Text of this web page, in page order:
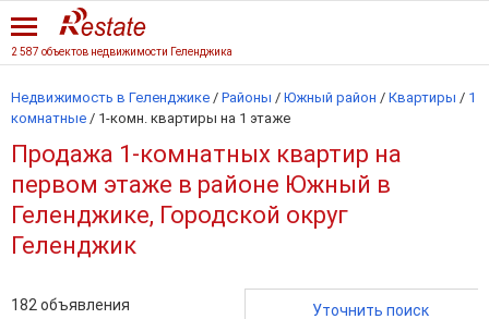
2 587 объектов недвижимости Геленджика
Недвижимость в Геленджике / Районы / Южный район / Квартиры / 1
комнатные / 1-комн. квартиры на 1 этаже
Продажа 1-комнатных квартир на
первом этаже в районе Южный в
Геленджике, Городской округ
Геленджик
182 объявления Уточнить поиск